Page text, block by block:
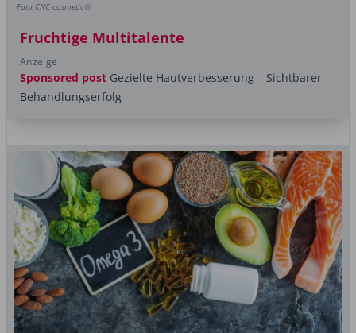
Foto:CNC cosmetic®
Fruchtige Multitalente
Anzeige
Sponsored post Gezielte Hautverbesserung – Sichtbarer
Behandlungserfolg